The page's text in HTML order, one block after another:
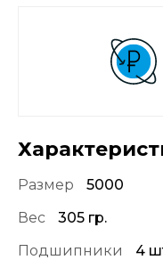
Размер
5000
Вес
305 гр.
Подшипники
4